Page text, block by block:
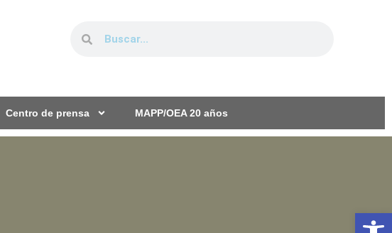
Centro de prensa MAPP/OEA 20 años